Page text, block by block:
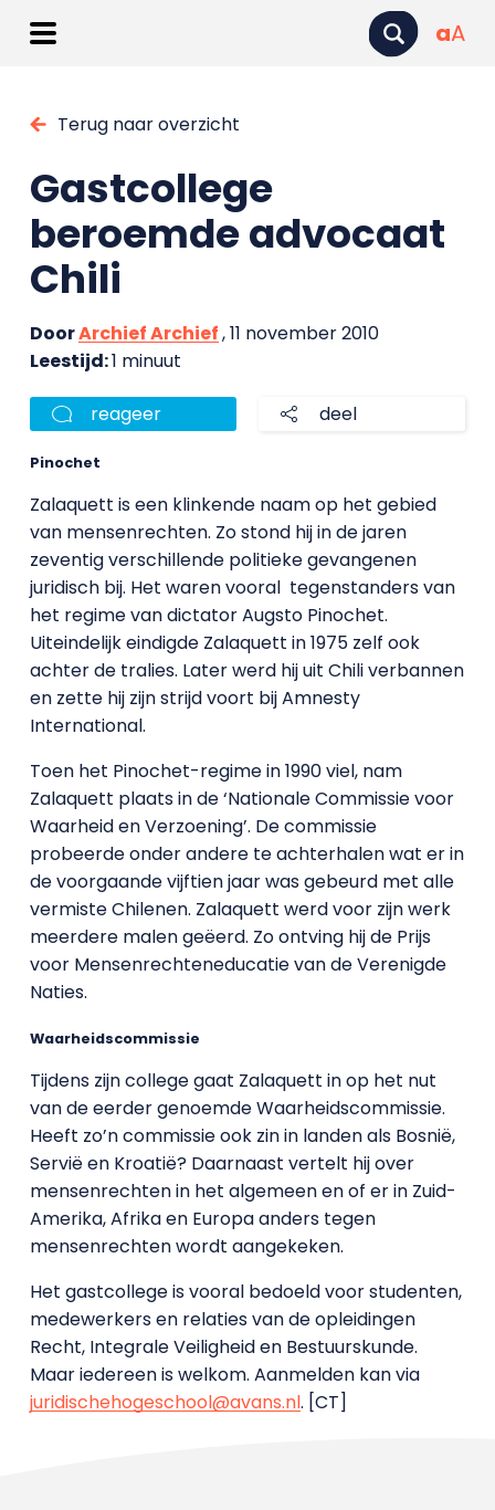
aA
Terug naar overzicht
Gastcollege
beroemde advocaat
Chili
DoorArchief Archief, 11 november 2010
Leestijd:1 minuut
reageer deel
Pinochet
Zalaquett is een klinkende naam op het gebied
van mensenrechten. Zo stond hij in de jaren
zeventig verschillende politieke gevangenen
juridisch bij. Het waren vooral tegenstanders van
het regime van dictator Augsto Pinochet.
Uiteindelijk eindigde Zalaquett in 1975 zelf ook
achter de tralies. Later werd hij uit Chili verbannen
en zette hij zijn strijd voort bij Amnesty
International.
Toen het Pinochet-regime in 1990 viel, nam
Zalaquett plaats in de ‘Nationale Commissie voor
Waarheid en Verzoening’. De commissie
probeerde onder andere te achterhalen wat er in
de voorgaande vijftien jaar was gebeurd met alle
vermiste Chilenen. Zalaquett werd voor zijn werk
meerdere malen geëerd. Zo ontving hij de Prijs
voor Mensenrechteneducatie van de Verenigde
Naties.
Waarheidscommissie
Tijdens zijn college gaat Zalaquett in op het nut
van de eerder genoemde Waarheidscommissie.
Heeft zo’n commissie ook zin in landen als Bosnië,
Servië en Kroatië? Daarnaast vertelt hij over
mensenrechten in het algemeen en of er in Zuid-
Amerika, Afrika en Europa anders tegen
mensenrechten wordt aangekeken.
Het gastcollege is vooral bedoeld voor studenten,
medewerkers en relaties van de opleidingen
Recht, Integrale Veiligheid en Bestuurskunde.
Maar iedereen is welkom. Aanmelden kan via
juridischehogeschool@avans.nl. [CT]